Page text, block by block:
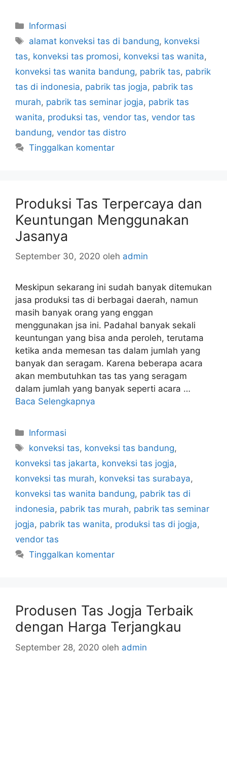
Kategori
Informasi
Tag
alamat konveksi tas di bandung, konveksi
tas, konveksi tas promosi, konveksi tas wanita,
konveksi tas wanita bandung, pabrik tas, pabrik
tas di indonesia, pabrik tas jogja, pabrik tas
murah, pabrik tas seminar jogja, pabrik tas
wanita, produksi tas, vendor tas, vendor tas
bandung, vendor tas distro
Tinggalkan komentar
Produksi Tas Terpercaya dan
Keuntungan Menggunakan
Jasanya
September 30, 2020 oleh admin
Meskipun sekarang ini sudah banyak ditemukan
jasa produksi tas di berbagai daerah, namun
masih banyak orang yang enggan
menggunakan jsa ini. Padahal banyak sekali
keuntungan yang bisa anda peroleh, terutama
ketika anda memesan tas dalam jumlah yang
banyak dan seragam. Karena beberapa acara
akan membutuhkan tas tas yang seragam
dalam jumlah yang banyak seperti acara …
Baca Selengkapnya
Kategori
Informasi
Tag
konveksi tas, konveksi tas bandung,
konveksi tas jakarta, konveksi tas jogja,
konveksi tas murah, konveksi tas surabaya,
konveksi tas wanita bandung, pabrik tas di
indonesia, pabrik tas murah, pabrik tas seminar
jogja, pabrik tas wanita, produksi tas di jogja,
vendor tas
Tinggalkan komentar
Produsen Tas Jogja Terbaik
dengan Harga Terjangkau
September 28, 2020 oleh admin